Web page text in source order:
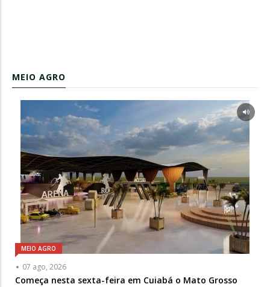
MEIO AGRO
MEIO AGRO
07 ago, 2026
Começa nesta sexta-feira em Cuiabá o Mato Grosso